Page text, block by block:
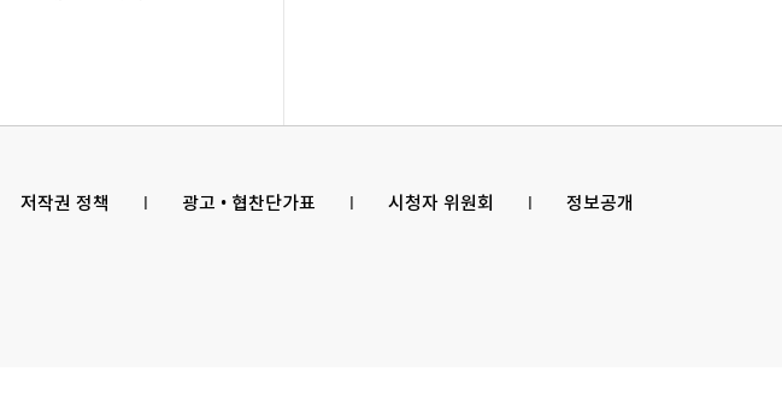
저작권 정책 l 광고 • 협찬단가표 l 시청자 위원회 l 정보공개